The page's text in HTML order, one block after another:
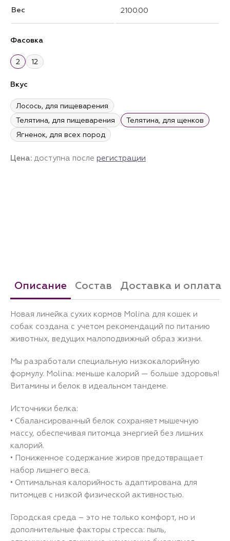
Вес 2100.00
Фасовка
2 12
Вкус
Лосось, для пищеварения
Телятина, для пищеварения
Телятина, для щенков
Ягненок, для всех пород
Цена: доступна после регистрации
Описание Состав Доставка и оплата
Новая линейка сухих кормов Molina для кошек и
собак создана с учетом рекомендаций по питанию
животных, ведущих малоподвижный образ жизни.
Мы разработали специальную низкокалорийную
формулу. Molina: меньше калорий — больше здоровья!
Витамины и белок в идеальном тандеме.
Источники белка:
• Сбалансированный белок сохраняет мышечную
массу, обеспечивая питомца энергией без лишних
калорий.
• Пониженное содержание жиров предотвращает
набор лишнего веса.
• Оптимальная калорийность адаптирована для
питомцев с низкой физической активностью.
Городская среда – это не только комфорт, но и
дополнительные факторы стресса: пыль,